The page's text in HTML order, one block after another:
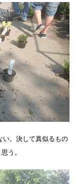
い。決して真似るもの
う。